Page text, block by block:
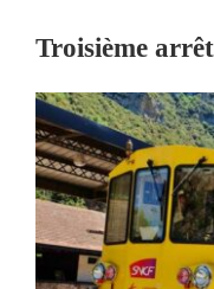
Troisième